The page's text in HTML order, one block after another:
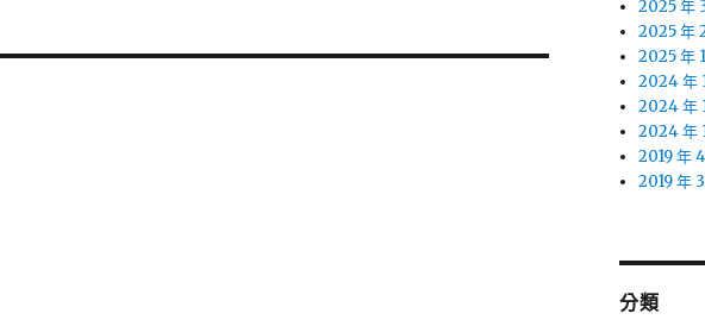
2025 年
2025 年
2025 年
2024 年
2024 年
2024 年
2019 年
2019 年
分類